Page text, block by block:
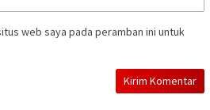
web saya pada peramban ini untuk